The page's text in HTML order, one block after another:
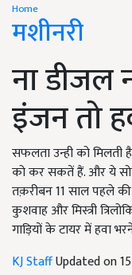
Home
मशीनरी
ना डीजल
इंजन तो
सफलता उन्ही को मिलती
को कर सकतें हैं. और ये सोच
तक़रीबन 11 साल पहले
कुशवाह और मिस्त्री
गाड़ियों के टायर में हवा
KJ StaffUpdated on